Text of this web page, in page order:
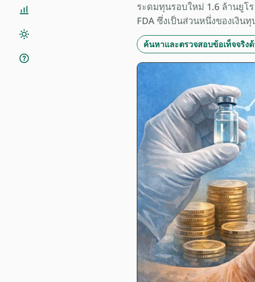
ระดมทุนรอบใหม่ 1.6 ล้านยูโ
FDA ซึ่งเป็นส่วนหนึ่งของเงิน
ค้นหาและตรวจสอบข้อเท็จจริง